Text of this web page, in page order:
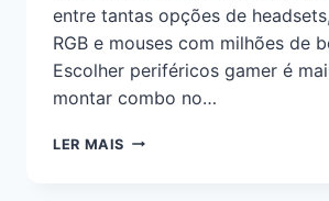
entre tantas opções de
RGB e mouses com milhões de
Escolher periféricos gamer é
montar combo no…
LER MAIS